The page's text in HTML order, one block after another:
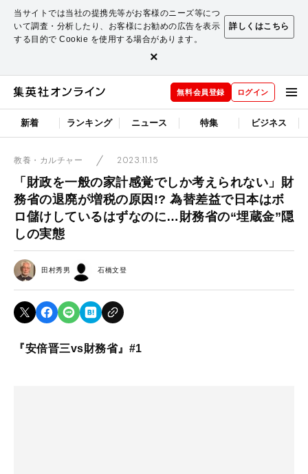
当サイトでは当社の提携先等がお客様のニーズ等につ
いて調査・分析したり、お客様にお勧めの広告を表示
する目的で Cookie を使用する場合があります。
詳しくはこちら
×
無料会員登録 ログイン
新着 ランキング ニュース 特集 ビジネス
教養・カルチャー 2023.11.15
「財政を一般の家計感覚でしか考えられない」財
務省の退廃が増税の原因!? 為替差益で日本はボ
ロ儲けしているはずなのに…財務省の“埋蔵金”隠
しの実態
田村秀男 石橋文登
『安倍晋三vs財務省』#1